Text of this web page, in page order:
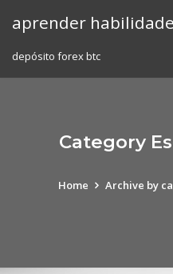
aprender
depósito forex btc
Category
Home Archive by